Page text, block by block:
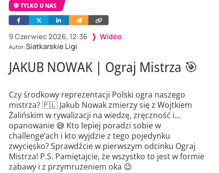
TYLKO U NAS
9 Czerwiec 2026, 12:36 Wideo
Autor:Siatkarskie Ligi
FacebookTwitterLinkedinWyślij
e-
Skopiuj
link
JAKUB NOWAK | Ograj Mistrza 🎯
Czy środkowy reprezentacji Polski ogra naszego
mistrza? 🇵🇱 Jakub Nowak zmierzy się z Wojtkiem
Żalińskim w rywalizacji na wiedzę, zręczność i…
opanowanie 😅 Kto lepiej poradzi sobie w
challenge’ach i kto wyjdzie z tego pojedynku
zwycięsko? Sprawdźcie w pierwszym odcinku Ograj
Mistrza! P.S. Pamiętajcie, że wszystko to jest w formie
zabawy i z przymrużeniem oka 😉